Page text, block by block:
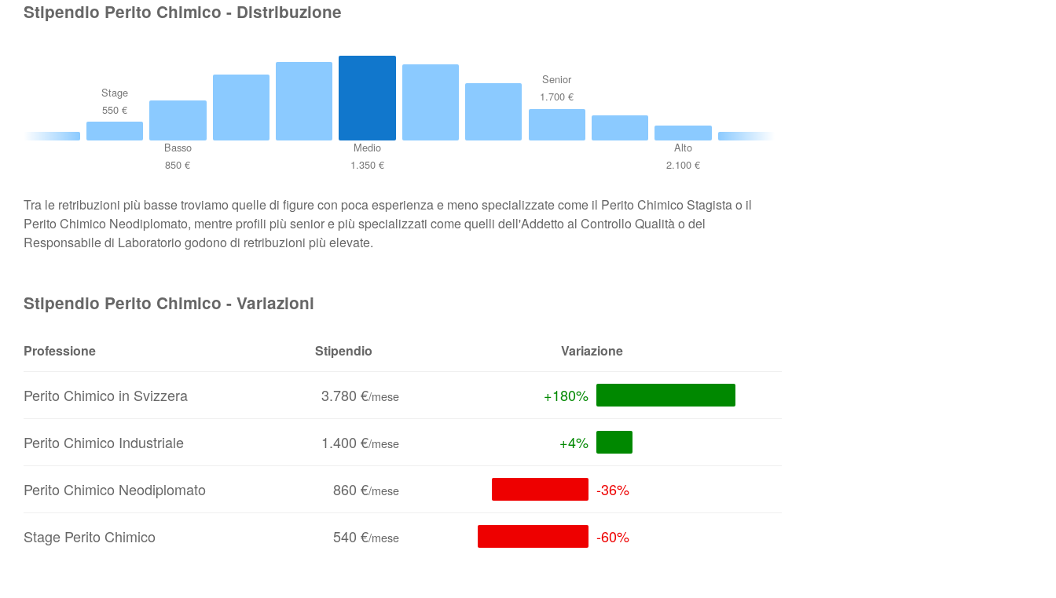
Stipendio Perito Chimico - Distribuzione
Stage
550 €
Basso
850 €
Medio
1.350 €
Senior
1.700 €
Alto
2.100 €
Tra le retribuzioni più basse troviamo quelle di figure con poca esperienza e meno specializzate come il Perito Chimico Stagista o il
Perito Chimico Neodiplomato, mentre profili più senior e più specializzati come quelli dell'Addetto al Controllo Qualità o del
Responsabile di Laboratorio godono di retribuzioni più elevate.
Stipendio Perito Chimico - Variazioni
Professione Stipendio Variazione
Perito Chimico in Svizzera 3.780 €/mese +180%
Perito Chimico Industriale 1.400 €/mese +4%
Perito Chimico Neodiplomato 860 €/mese -36%
Stage Perito Chimico 540 €/mese -60%